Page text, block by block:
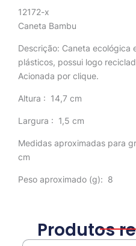
12172-x
Caneta Bambu
Descrição: Caneta ecológica
plásticos, possui logo
Acionada por clique.
Altura : 14,7 cm
Largura : 1,5 cm
Medidas aproximadas para
cm
Peso aproximado (g): 8
Produtos